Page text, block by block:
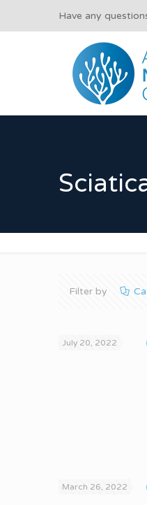
Have any
Filter by
July 20, 2022
March 26, 2022